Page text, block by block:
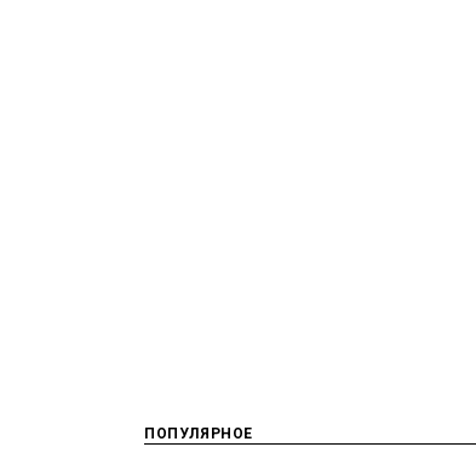
ПОПУЛЯРНОЕ